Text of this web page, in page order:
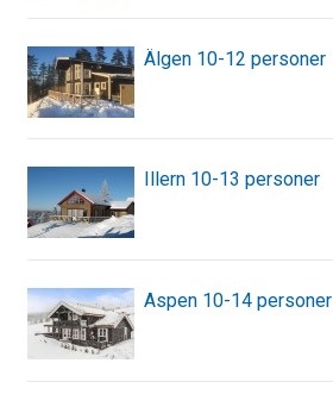
Älgen 10-12 personer
Illern 10-13 personer
Aspen 10-14 personer